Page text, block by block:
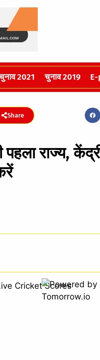
2021 चुनाव 2019
Share
राज्य,
Cricket Scores